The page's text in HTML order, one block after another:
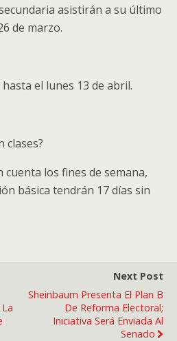
asistirán a su último
de marzo.
el lunes 13 de abril.
clases?
cuenta los fines de semana,
básica tendrán 17 días sin
Next Post
Sheinbaum Presenta El Plan B
De Reforma Electoral;
Iniciativa Será Enviada Al
Senado